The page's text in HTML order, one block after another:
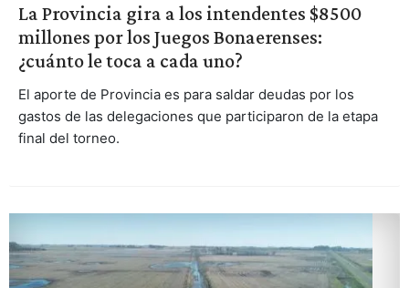
La Provincia gira a los intendentes $8500
millones por los Juegos Bonaerenses:
¿cuánto le toca a cada uno?
El aporte de Provincia es para saldar deudas por los
gastos de las delegaciones que participaron de la etapa
final del torneo.